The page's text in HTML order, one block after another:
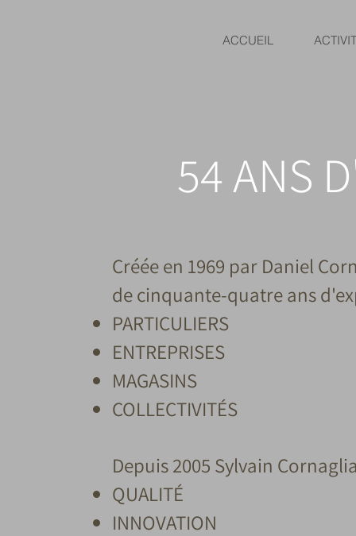
ACCUEIL
54 ANS
Créée en 1969 par Daniel
de cinquante-quatre ans
PARTICULIERS
ENTREPRISES
MAGASINS
COLLECTIVITÉS
Depuis 2005 Sylvain
QUALITÉ
INNOVATION